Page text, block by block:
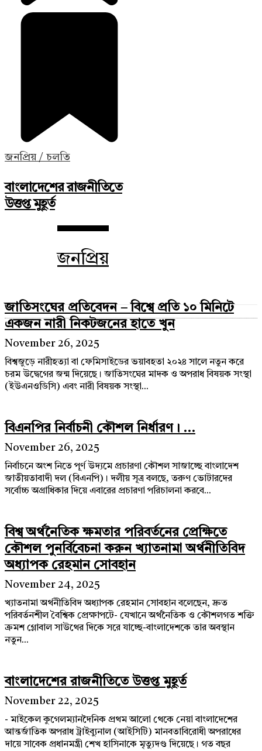
জনপ্রিয় / চলতি
বাংলাদেশের রাজনীতিতে
উত্তপ্ত মুহূর্ত
জনপ্রিয়
জাতিসংঘের প্রতিবেদন – বিশ্বে প্রতি ১০ মিনিটে
একজন নারী নিকটজনের হাতে খুন
November 26, 2025
বিশ্বজুড়ে নারীহত্যা বা ফেমিসাইডের ভয়াবহতা ২০২৪ সালে নতুন করে
চরম উদ্বেগের জন্ম দিয়েছে। জাতিসংঘের মাদক ও অপরাধ বিষয়ক সংস্থা
(ইউএনওডিসি) এবং নারী বিষয়ক সংস্থা...
বিএনপির নির্বাচনী কৌশল নির্ধারণ। ...
November 26, 2025
নির্বাচনে অংশ নিতে পূর্ণ উদ্যমে প্রচারণা কৌশল সাজাচ্ছে বাংলাদেশ
জাতীয়তাবাদী দল (বিএনপি)। দলীয় সূত্র বলছে, তরুণ ভোটারদের
সর্বোচ্চ অগ্রাধিকার দিয়ে এবারের প্রচারণা পরিচালনা করবে...
বিশ্ব অর্থনৈতিক ক্ষমতার পরিবর্তনের প্রেক্ষিতে
কৌশল পুনর্বিবেচনা করুন খ্যাতনামা অর্থনীতিবিদ
অধ্যাপক রেহমান সোবহান
November 24, 2025
খ্যাতনামা অর্থনীতিবিদ অধ্যাপক রেহমান সোবহান বলেছেন, দ্রুত
পরিবর্তনশীল বৈশ্বিক প্রেক্ষাপটে- যেখানে অর্থনৈতিক ও কৌশলগত শক্তি
ক্রমশ গ্লোবাল সাউথের দিকে সরে যাচ্ছে-বাংলাদেশকে তার অবস্থান
নতুন...
বাংলাদেশের রাজনীতিতে উত্তপ্ত মুহূর্ত
November 22, 2025
- মাইকেল কুগেলম্যানদৈনিক প্রথম আলো থেকে নেয়া বাংলাদেশের
আন্তর্জাতিক অপরাধ ট্রাইব্যুনাল (আইসিটি) মানবতাবিরোধী অপরাধের
দায়ে সাবেক প্রধানমন্ত্রী শেখ হাসিনাকে মৃত্যুদণ্ড দিয়েছে। গত বছর